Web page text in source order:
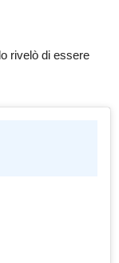
rivelò di essere